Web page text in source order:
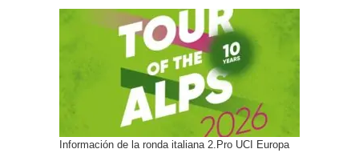
Información de la ronda italiana 2.Pro UCI Europa